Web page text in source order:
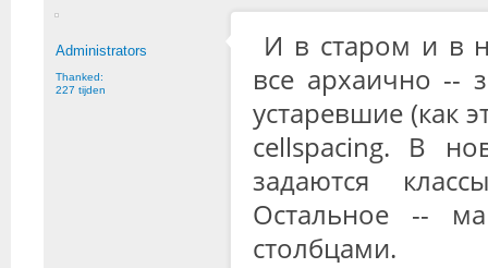
Administrators
Thanked:
227 tijden
И в старом и в
все архаично --
устаревшие (как
cellspacing. В
задаются
Остальное --
столбцами.